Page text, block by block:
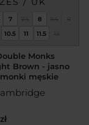
7 7.5 8 8.5
9
10.5 11 11.5 12
Monks
Brown - jasno
męskie